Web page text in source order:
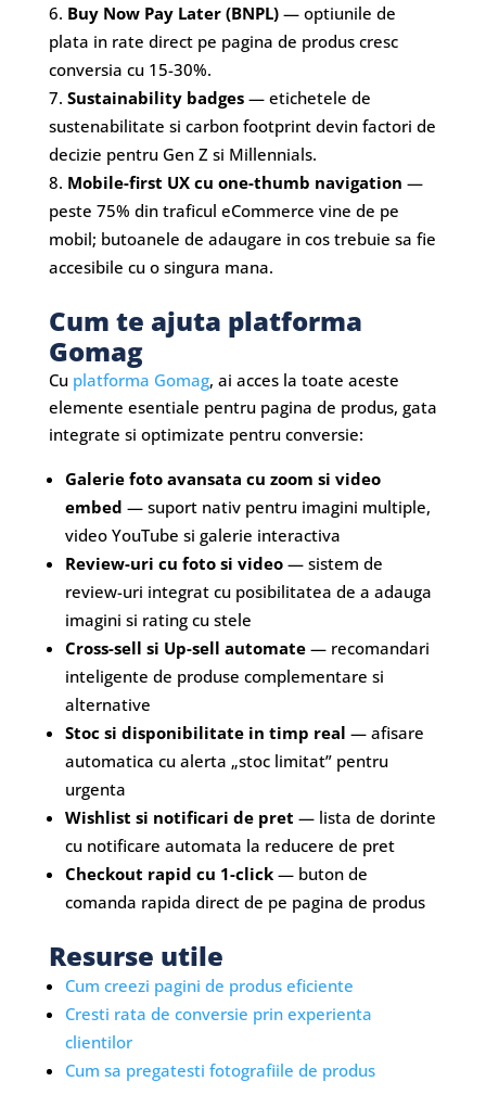
Buy Now Pay Later (BNPL)— optiunile de
plata in rate direct pe pagina de produs cresc
conversia cu 15-30%.
Sustainability badges— etichetele de
sustenabilitate si carbon footprint devin factori de
decizie pentru Gen Z si Millennials.
Mobile-first UX cu one-thumb navigation —
peste 75% din traficul eCommerce vine de pe
mobil; butoanele de adaugare in cos trebuie sa fie
accesibile cu o singura mana.
Cum te ajuta platforma
Gomag
Cu platforma Gomag, ai acces la toate aceste
elemente esentiale pentru pagina de produs, gata
integrate si optimizate pentru conversie:
Galerie foto avansata cu zoom si video
embed — suport nativ pentru imagini multiple,
video YouTube si galerie interactiva
Review-uri cu foto si video— sistem de
review-uri integrat cu posibilitatea de a adauga
imagini si rating cu stele
Cross-sell si Up-sell automate— recomandari
inteligente de produse complementare si
alternative
Stoc si disponibilitate in timp real — afisare
automatica cu alerta „stoc limitat” pentru
urgenta
Wishlist si notificari de pret — lista de dorinte
cu notificare automata la reducere de pret
Checkout rapid cu 1-click— buton de
comanda rapida direct de pe pagina de produs
Resurse utile
Cum creezi pagini de produs eficiente
Cresti rata de conversie prin experienta
clientilor
Cum sa pregatesti fotografiile de produs